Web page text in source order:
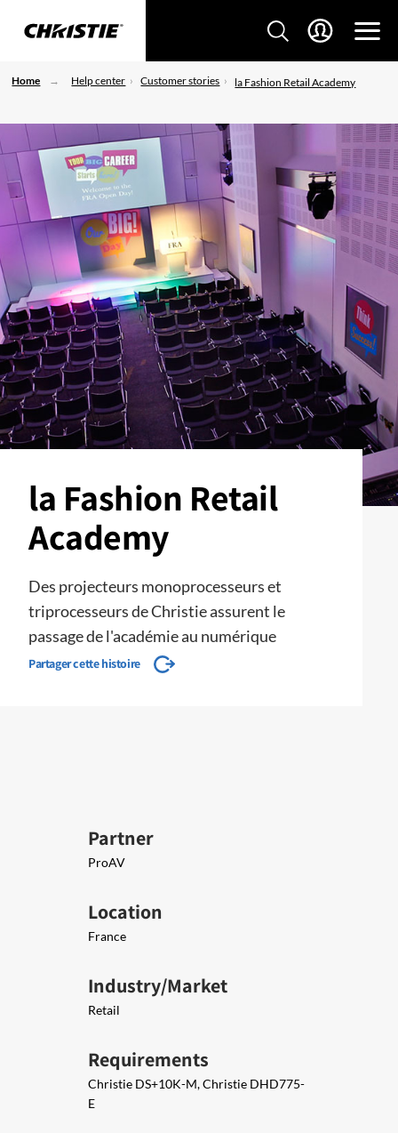
Home Help center Customer stories la Fashion Retail Academy
la Fashion Retail
Academy
Des projecteurs monoprocesseurs et
triprocesseurs de Christie assurent le
passage de l'académie au numérique
Partager cette histoire
Partner
ProAV
Location
France
Industry/Market
Retail
Requirements
Christie DS+10K-M, Christie DHD775-
E